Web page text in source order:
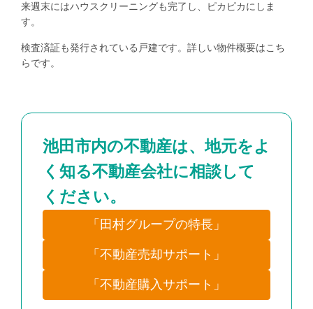
来週末にはハウスクリーニングも完了し、ピカピカにしま
す。
検査済証も発行されている戸建です。詳しい物件概要はこち
らです。
池田市内の不動産は、地元をよ
く知る不動産会社に相談して
ください。
「田村グループの特長」
「不動産売却サポート」
「不動産購入サポート」